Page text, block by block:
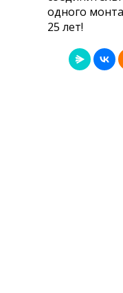
одного
25 лет!